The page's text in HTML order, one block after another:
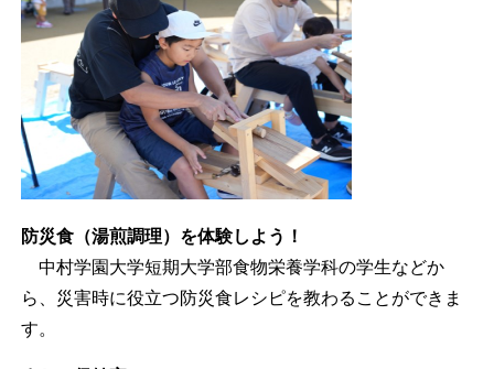
防災食（湯煎調理）を体験しよう！
中村学園大学短期大学部食物栄養学科の学生などか
ら、災害時に役立つ防災食レシピを教わることができま
す。